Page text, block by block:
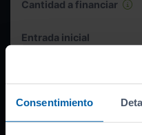
Consentimiento
Cantidad a financiar
Entrada inicial
Máxima:8.998 €